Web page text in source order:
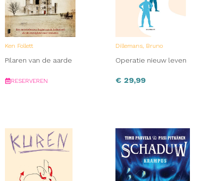
Ken Follett
Pilaren van de aarde
RESERVEREN
Dillemans, Bruno
Operatie nieuw leven
€ 29,99